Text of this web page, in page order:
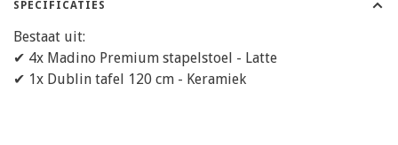
SPECIFICATIES
Bestaat uit:
✔ 4x Madino Premium stapelstoel - Latte
✔ 1x Dublin tafel 120 cm - Keramiek